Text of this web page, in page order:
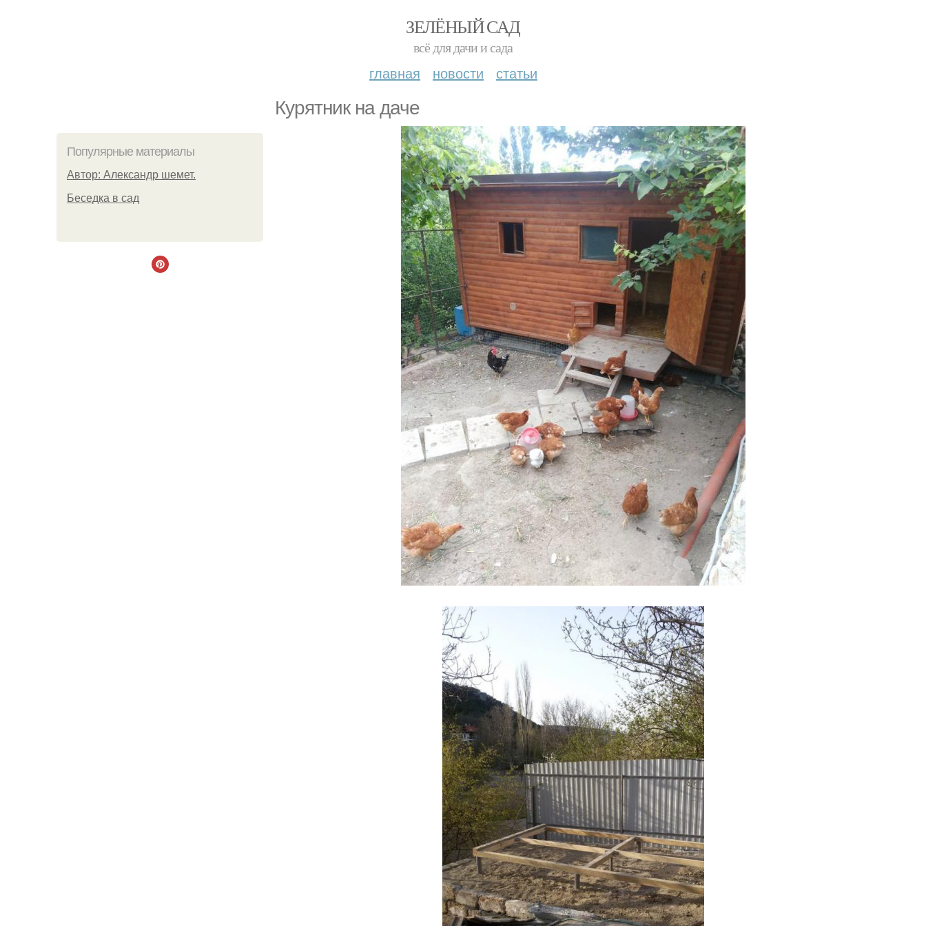
ЗЕЛЁНЫЙ САД
всё для дачи и сада
главная новости статьи
Курятник на даче
Популярные материалы
Автор: Александр шемет.
Беседка в сад